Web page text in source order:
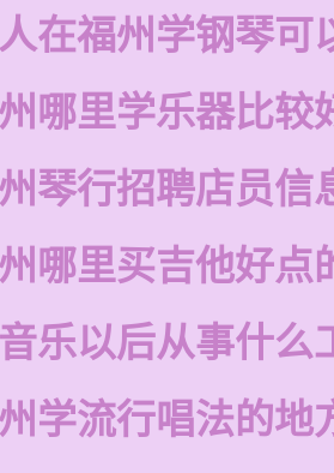
在福州学钢琴可
哪里学乐器比较
琴行招聘店员信
哪里买吉他好点
乐以后从事什么
学流行唱法的地